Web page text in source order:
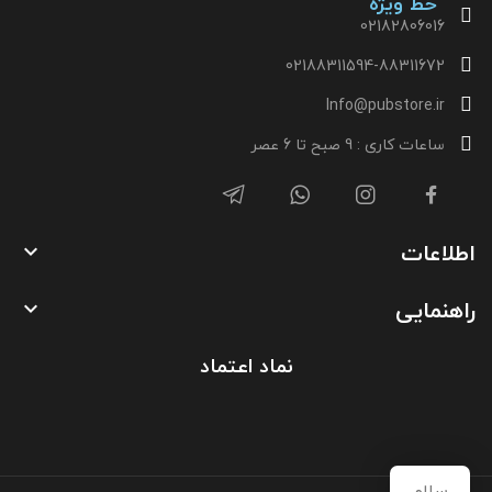
02182806016
02188311594-88311672
Info@pubstore.ir
ساعات کاری : 9 صبح تا 6 عصر
اطلاعات 
راهنمایی 
نماد اعتماد